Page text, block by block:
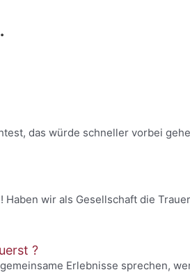
das würde schneller vorbei
wir als Gesellschaft die
?
Erlebnisse sprechen,